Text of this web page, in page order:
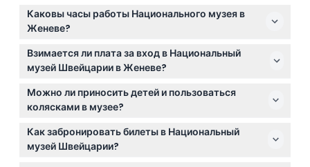
Каковы часы работы Национального музея в
Женеве?
Музей открыт с вторника по воскресенье с 10:00 до
17:00 и закрыт по понедельникам. Часы работы
библиотеки могут отличаться, поэтому уточняйте их,
если планируете посещение (возможны изменения
— пожалуйста, подтвердите при бронировании).
Взимается ли плата за вход в Национальный
музей Швейцарии в Женеве?
Постоянные экспозиции бесплатны для посещения,
а временные выставки стоят 12 швейцарских
франков для взрослых. Действуют скидки для
пенсионеров, студентов и групп, а посетители до 25
лет проходят бесплатно.
Можно ли приносить детей и пользоваться
колясками в музее?
Дети в возрасте от 0 до 15 лет проходят бесплатно,
но данное мероприятие не приспособлено для
использования колясок, поэтому планируйте
Как забронировать билеты в Национальный
музей Швейцарии?